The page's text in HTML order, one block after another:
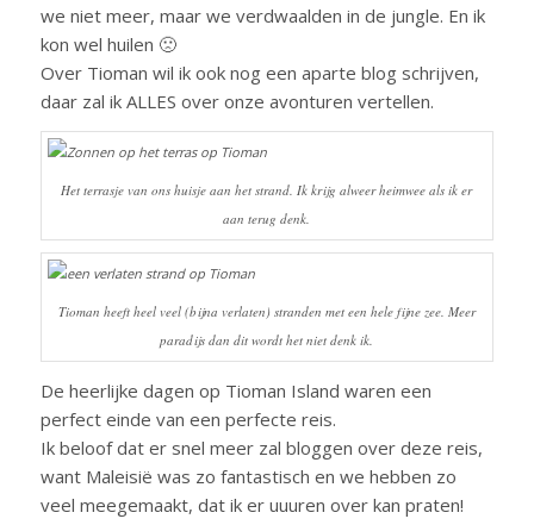
we niet meer, maar we verdwaalden in de jungle. En ik
kon wel huilen 🙁
Over Tioman wil ik ook nog een aparte blog schrijven,
daar zal ik ALLES over onze avonturen vertellen.
Het terrasje van ons huisje aan het strand. Ik krijg alweer heimwee als ik er
aan terug denk.
Tioman heeft heel veel (bijna verlaten) stranden met een hele fijne zee. Meer
paradijs dan dit wordt het niet denk ik.
De heerlijke dagen op Tioman Island waren een
perfect einde van een perfecte reis.
Ik beloof dat er snel meer zal bloggen over deze reis,
want Maleisië was zo fantastisch en we hebben zo
veel meegemaakt, dat ik er uuuren over kan praten!